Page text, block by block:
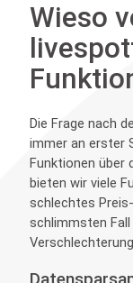
Wieso
Die Frage nach
immer an erster
Funktionen über
bieten wir viele
schlechtes
schlimmsten